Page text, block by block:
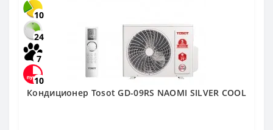
10
24
7
10
Кондиционер Tosot GD-09RS NAOMI SILVER COOL